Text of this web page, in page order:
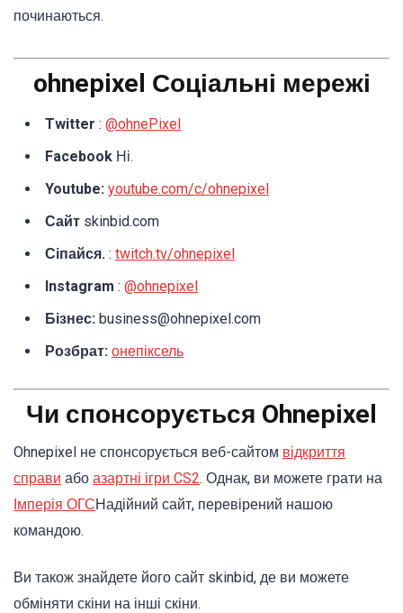
починаються.
ohnepixel Соціальні мережі
Twitter : @ohnePixel
Facebook Ні.
Youtube: youtube.com/c/ohnepixel
Сайт skinbid.com
Сіпайся. : twitch.tv/ohnepixel
Instagram : @ohnepixel
Бізнес: business@ohnepixel.com
Розбрат: онепіксель
Чи спонсорується Ohnepixel
Ohnepixel не спонсорується веб-сайтом відкриття
справи або азартні ігри CS2. Однак, ви можете грати на
Імперія ОГСНадійний сайт, перевірений нашою
командою.
Ви також знайдете його сайт skinbid, де ви можете
обміняти скіни на інші скіни.